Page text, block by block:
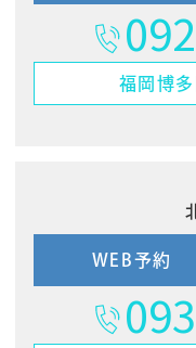
福岡博
WEB予約